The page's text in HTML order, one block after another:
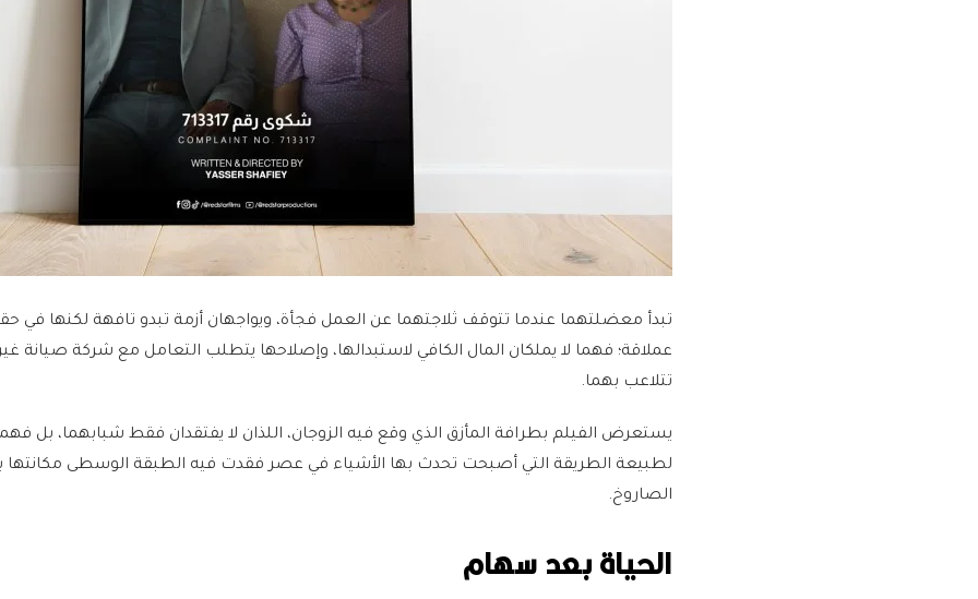
تبدأ معضلتهما عندما تتوقف ثلاجتهما عن العمل فجأة، ويواجهان أزمة تبدو تافهة لكنها في
عملاقة؛ فهما لا يملكان المال الكافي لاستبدالها، وإصلاحها يتطلب التعامل مع شركة صيانة
تتلاعب بهما.
يستعرض الفيلم بطرافة المأزق الذي وقع فيه الزوجان، اللذان لا يفتقدان فقط شبابهما، بل
لطبيعة الطريقة التي أصبحت تحدث بها الأشياء في عصر فقدت فيه الطبقة الوسطى مكانتها
الصاروخ.
الحياة بعد سهام